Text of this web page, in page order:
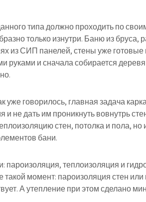
типа должно проходить по
только изнутри. Баню из бруса,
из СИП панелей, стены уже
руками и сначала собирается
уже говорилось, главная задача
и не дать им проникнуть вовнутрь
стен, потолка и пола,
бани.
пароизоляция, теплоизоляция и
такой момент: пароизоляция стен
А утепление при этом сделано